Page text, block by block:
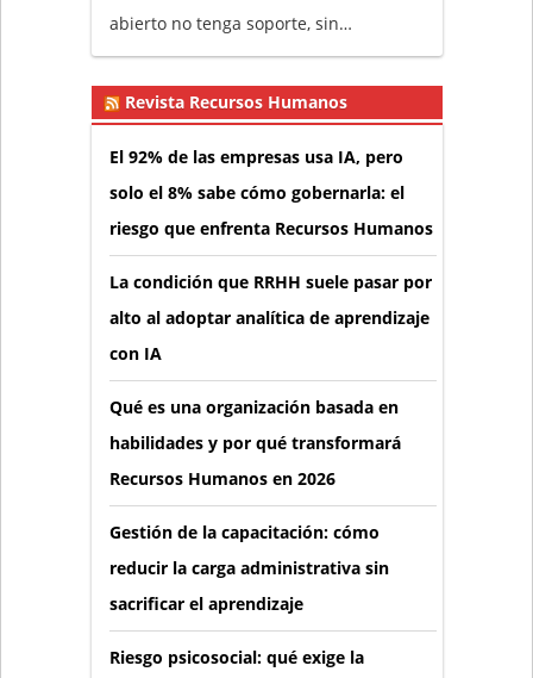
abierto no tenga soporte, sin…
Revista Recursos Humanos
El 92% de las empresas usa IA, pero
solo el 8% sabe cómo gobernarla: el
riesgo que enfrenta Recursos Humanos
La condición que RRHH suele pasar por
alto al adoptar analítica de aprendizaje
con IA
Qué es una organización basada en
habilidades y por qué transformará
Recursos Humanos en 2026
Gestión de la capacitación: cómo
reducir la carga administrativa sin
sacrificar el aprendizaje
Riesgo psicosocial: qué exige la